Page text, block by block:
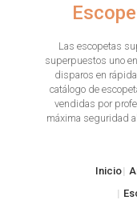
ARMAS CORTAS
TIRO Y COMPETICIÓN
OTRAS ARMAS
Las escopetas
superpuestos uno
disparos en
catálogo de
vendidas por
máxima seguridad
Inicio